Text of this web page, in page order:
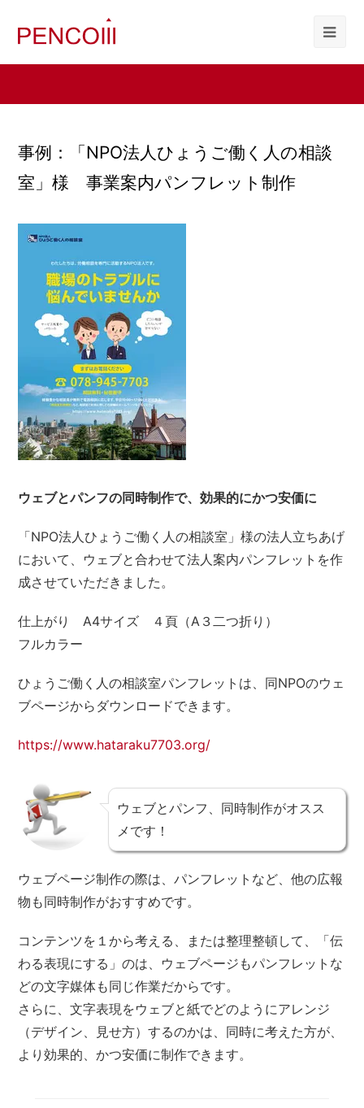
事例：「NPO法人ひょうご働く人の相談
室」様 事業案内パンフレット制作
ウェブとパンフの同時制作で、効果的にかつ安価に
「NPO法人ひょうご働く人の相談室」様の法人立ちあげ
において、ウェブと合わせて法人案内パンフレットを作
成させていただきました。
仕上がり A4サイズ ４頁（A３二つ折り）
フルカラー
ひょうご働く人の相談室パンフレットは、同NPOのウェ
ブページからダウンロードできます。
https://www.hataraku7703.org/
ウェブとパンフ、同時制作がオスス
メです！
ウェブページ制作の際は、パンフレットなど、他の広報
物も同時制作がおすすめです。
コンテンツを１から考える、または整理整頓して、「伝
わる表現にする」のは、ウェブページもパンフレットな
どの文字媒体も同じ作業だからです。
さらに、文字表現をウェブと紙でどのようにアレンジ
（デザイン、見せ方）するのかは、同時に考えた方が、
より効果的、かつ安価に制作できます。